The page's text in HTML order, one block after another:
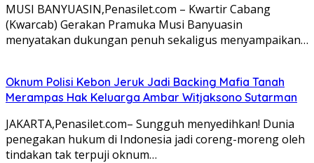
MUSI BANYUASIN,Penasilet.com – Kwartir Cabang
(Kwarcab) Gerakan Pramuka Musi Banyuasin
menyatakan dukungan penuh sekaligus menyampaikan…
Oknum Polisi Kebon Jeruk Jadi Backing Mafia Tanah
Merampas Hak Keluarga Ambar Witjaksono Sutarman
JAKARTA,Penasilet.com– Sungguh menyedihkan! Dunia
penegakan hukum di Indonesia jadi coreng-moreng oleh
tindakan tak terpuji oknum…